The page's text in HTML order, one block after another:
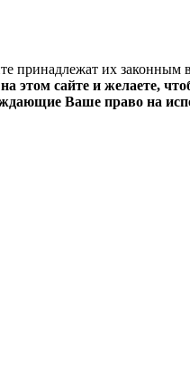
принадлежат их законным
этом сайте и желаете,
Ваше право на